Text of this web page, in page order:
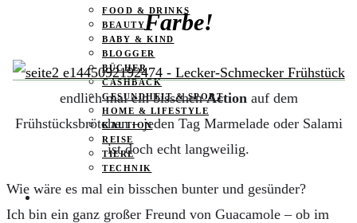
FOOD & DRINKS
BEAUTY
BABY & KIND
BLOGGER
BÜCHER
CASHBACK
GESUNDHEIT & SPORT
HOME & LIFESTYLE
KAUTION
REISE
TIERE
TECHNIK
Farbe!
endlich mal ein bisschenAction auf dem
Frühstücksbrötchen – jeden Tag Marmelade oder Salami
ist doch echt langweilig.
Wie wäre es mal ein bisschen bunter und gesünder?
Ich bin ein ganz großer Freund von Guacamole – ob im